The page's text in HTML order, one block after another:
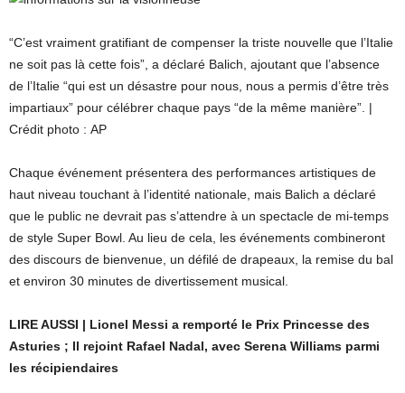
“C’est vraiment gratifiant de compenser la triste nouvelle que l’Italie
ne soit pas là cette fois”, a déclaré Balich, ajoutant que l’absence
de l’Italie “qui est un désastre pour nous, nous a permis d’être très
impartiaux” pour célébrer chaque pays “de la même manière”. |
Crédit photo : AP
Chaque événement présentera des performances artistiques de
haut niveau touchant à l’identité nationale, mais Balich a déclaré
que le public ne devrait pas s’attendre à un spectacle de mi-temps
de style Super Bowl. Au lieu de cela, les événements combineront
des discours de bienvenue, un défilé de drapeaux, la remise du bal
et environ 30 minutes de divertissement musical.
LIRE AUSSI | Lionel Messi a remporté le Prix Princesse des
Asturies ; Il rejoint Rafael Nadal, avec Serena Williams parmi
les récipiendaires